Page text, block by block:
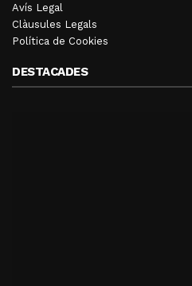
Avís Legal
Clàusules Legals
Política de Cookies
DESTACADES